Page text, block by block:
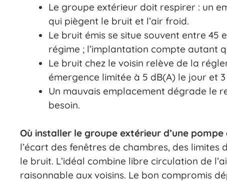
Le groupe extérieur doit respirer : un
qui piègent le bruit et l’air froid.
Le bruit émis se situe souvent entre 45
régime ; l’implantation compte autant
Le bruit chez le voisin relève de la
émergence limitée à 5 dB(A) le jour et
Un mauvais emplacement dégrade le
besoin.
Où installer le groupe extérieur d’une pompe
l’écart des fenêtres de chambres, des
le bruit. L’idéal combine libre circulation de
raisonnable aux voisins. Le bon compromis